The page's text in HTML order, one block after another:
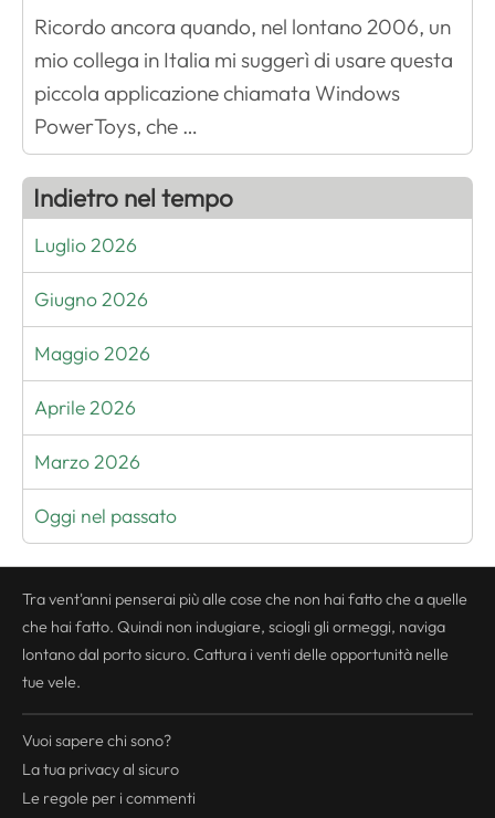
Ricordo ancora quando, nel lontano 2006, un
mio collega in Italia mi suggerì di usare questa
piccola applicazione chiamata Windows
PowerToys, che …
Indietro nel tempo
Luglio 2026
Giugno 2026
Maggio 2026
Aprile 2026
Marzo 2026
Oggi nel passato
Tra vent'anni penserai più alle cose che non hai fatto che a quelle
che hai fatto. Quindi non indugiare, sciogli gli ormeggi, naviga
lontano dal porto sicuro. Cattura i venti delle opportunità nelle
tue vele.
Vuoi sapere chi sono?
La tua privacyal sicuro
Le regole per i commenti